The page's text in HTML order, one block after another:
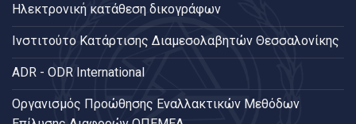
Ηλεκτρονική κατάθεση δικογράφων
Ινστιτούτο Κατάρτισης Διαμεσολαβητών Θεσσαλονίκης
ADR - ODR International
Oργανισμός Προώθησης Εναλλακτικών Μεθόδων